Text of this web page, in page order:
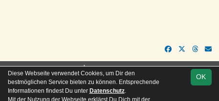
soccero.de
Besucherstatistik Kontakt Impressum
OK
Diese Webseite verwendet Cookies, um Dir den
bestmöglichen Service bieten zu können. Entsprechende
Informationen findest Du unter Datenschutz.
Mit der Nutzung der Webseite erklärst Du Dich mit der